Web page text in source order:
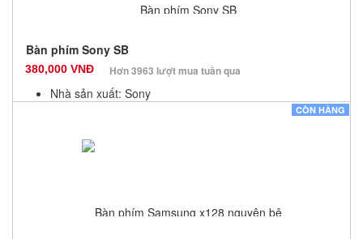
Bàn phím Sony SB
380,000 VNĐ Hơn 3963 lượt mua tuần qua
Nhà sản xuất: Sony
Số lượng: 100
CÒN HÀNG